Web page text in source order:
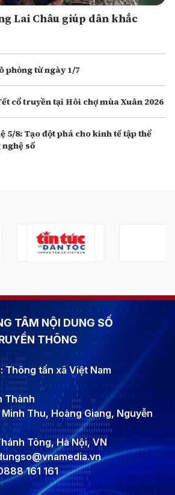
Lai Châu giúp dân khắc
phỏng từ ngày 1/7
cổ truyền tại Hôi chợ mùa Xuân 2026
5/8: Tạo đột phá cho kinh tế tập thể
số
TÂM NỘI DUNG SỐ
THÔNG
Thông tấn xã Việt Nam
Thành
Thu, Hoàng Giang, Nguyễn
Tông, Hà Nội, VN
161 161